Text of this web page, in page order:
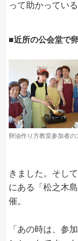
って助かっている
■近所の公会堂で
卵油作り方教室参加者の
きました。そし
にある「松之木
催。
「あの時は、参